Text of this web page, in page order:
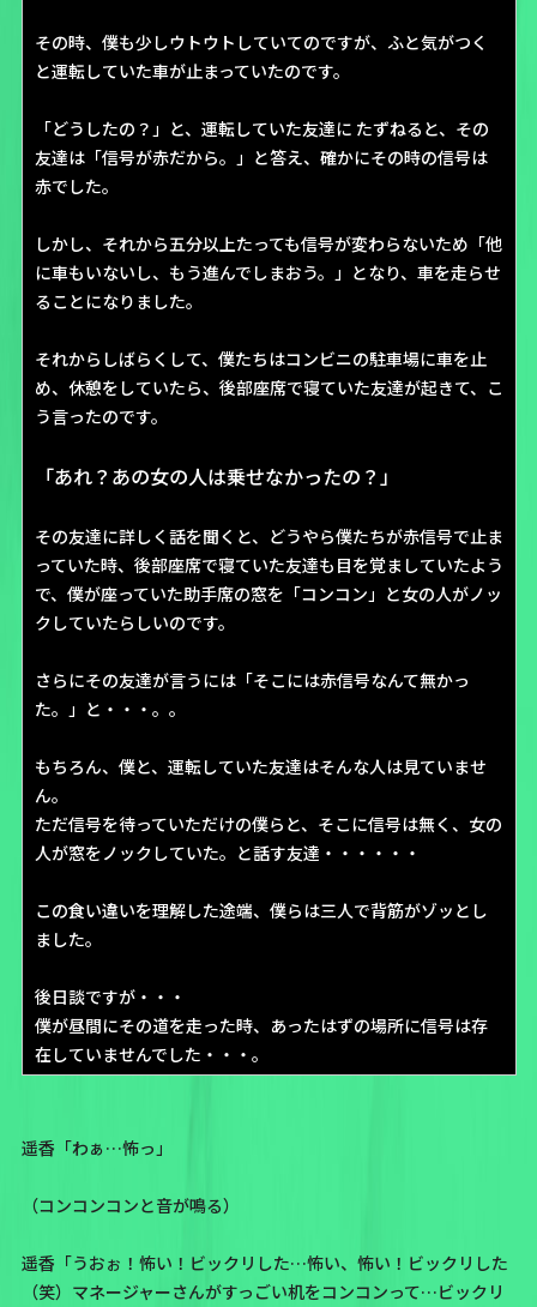
その時、僕も少しウトウトしていてのですが、ふと気がつく
と運転していた車が止まっていたのです。
「どうしたの？」と、運転していた友達に たずねると、その
友達は「信号が赤だから。」と答え、確かにその時の信号は
赤でした。
しかし、それから五分以上たっても信号が変わらないため「他
に車もいないし、もう進んでしまおう。」となり、車を走らせ
ることになりました。
それからしばらくして、僕たちはコンビニの駐車場に車を止
め、休憩をしていたら、後部座席で寝ていた友達が起きて、こ
う言ったのです。
「あれ？あの女の人は乗せなかったの？」
その友達に詳しく話を聞くと、どうやら僕たちが赤信号で止ま
っていた時、後部座席で寝ていた友達も目を覚ましていたよう
で、僕が座っていた助手席の窓を「コンコン」と女の人がノッ
クしていたらしいのです。
さらにその友達が言うには「そこには赤信号なんて無かっ
た。」と・・・。。
もちろん、僕と、運転していた友達はそんな人は見ていませ
ん。
ただ信号を待っていただけの僕らと、そこに信号は無く、女の
人が窓をノックしていた。と話す友達・・・・・・
この食い違いを理解した途端、僕らは三人で背筋がゾッとし
ました。
後日談ですが・・・
僕が昼間にその道を走った時、あったはずの場所に信号は存
在していませんでした・・・。
遥香「わぁ…怖っ」
（コンコンコンと音が鳴る）
遥香「うおぉ！怖い！ビックリした…怖い、怖い！ビックリした
（笑）マネージャーさんがすっごい机をコンコンって…ビックリ